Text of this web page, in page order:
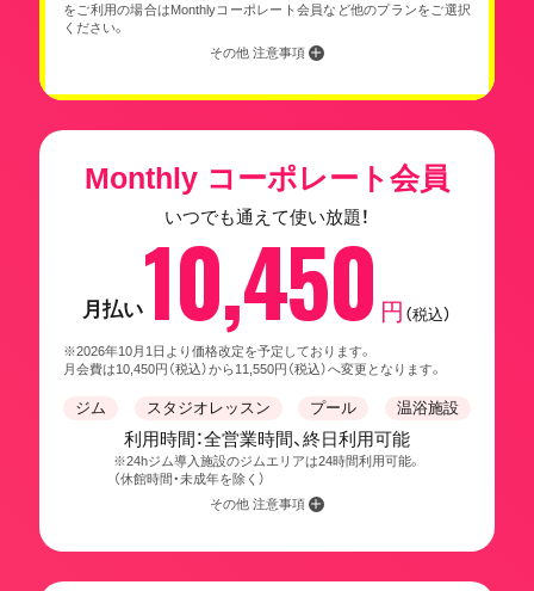
をご利用の場合はMonthlyコーポレート会員など他のプランをご選択
ください。
その他 注意事項
Monthly コーポレート会員
いつでも通えて使い放題！
月払い10,450 円 （税込）
※2026年10月1日より価格改定を予定しております。
月会費は10,450円（税込）から11,550円（税込）へ変更となります。
ジム スタジオレッスン プール 温浴施設
利用時間：全営業時間、終日利用可能
※24hジム導入施設のジムエリアは24時間利用可能。
（休館時間・未成年を除く）
その他 注意事項